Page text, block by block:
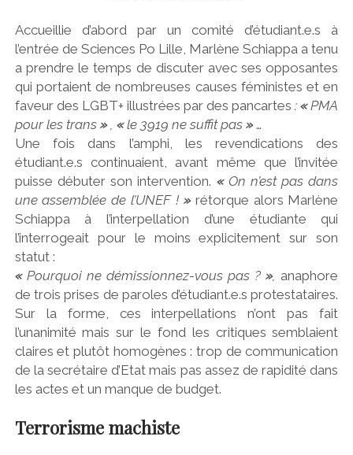
Accueillie d’abord par un comité d’étudiant.e.s à
l’entrée de Sciences Po Lille, Marlène Schiappa a tenu
a prendre le temps de discuter avec ses opposantes
qui portaient de nombreuses causes féministes et en
faveur des LGBT+ illustrées par des pancartes:«PMA
pour les trans » «le 3919 ne suffit pas »…
Une fois dans l’amphi, les revendications des
étudiant.e.s continuaient, avant même que l’invitée
puisse débuter son intervention. « On n’est pas dans
une assemblée de l’UNEF ! » rétorque alors Marlène
Schiappa à l’interpellation d’une étudiante qui
l’interrogeait pour le moins explicitement sur son
statut :
« Pourquoi ne démissionnez-vous pas ?», anaphore
de trois prises de paroles d’étudiant.e.s protestataires.
Sur la forme, ces interpellations n’ont pas fait
l’unanimité mais sur le fond les critiques semblaient
claires et plutôt homogènes : trop de communication
de la secrétaire d’Etat mais pas assez de rapidité dans
les actes et un manque de budget.
Terrorisme machiste